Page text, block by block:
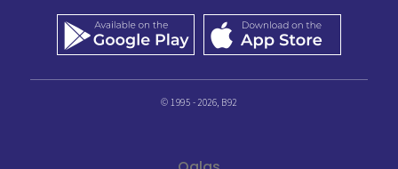
© 1995 - 2026, B92